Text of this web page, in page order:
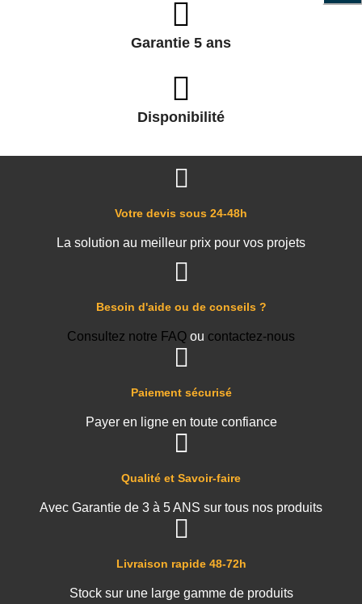
Garantie 5 ans
Disponibilité
Livraison rapide 48-72h
Stock sur une large gamme de produits
Qualité et Savoir-faire
Avec Garantie de 3 à 5 ANS sur tous nos produits
Paiement sécurisé
Payer en ligne en toute confiance
Besoin d'aide ou de conseils ?
Consultez notre FAQ ou contactez-nous
Votre devis sous 24-48h
La solution au meilleur prix pour vos projets